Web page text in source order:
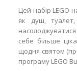
Цей набір LEGO
як душ,
себе більше
щодня святом
програму LEGO